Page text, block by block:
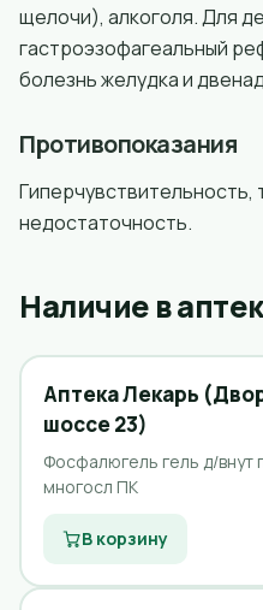
щелочи), алкоголя. Для
гастроэзофагеальный
болезнь желудка и
Противопоказания
Гиперчувствительность,
недостаточность.
Наличие в
Аптека Лекарь
шоссе 23)
Фосфалюгель гель д/внут
многосл ПК
В корзину